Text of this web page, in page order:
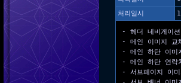
처리일시
- 헤더 네비게이
- 메인 이미지 교
- 메인 하단 이미
- 메인 하단 연락
- 서브페이지 이